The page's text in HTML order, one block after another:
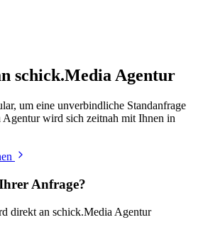
schick.Media Agentur
um eine unverbindliche Standanfrage
Agentur wird sich zeitnah mit Ihnen in
Anfrage?
direkt an schick.Media Agentur